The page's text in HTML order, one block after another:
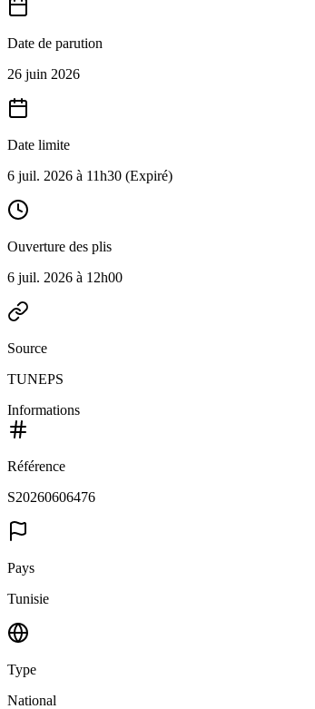
Date de parution
26 juin 2026
Date limite
6 juil. 2026 à 11h30 (Expiré)
Ouverture des plis
6 juil. 2026 à 12h00
Source
TUNEPS
Informations
Référence
S20260606476
Pays
Tunisie
Type
National